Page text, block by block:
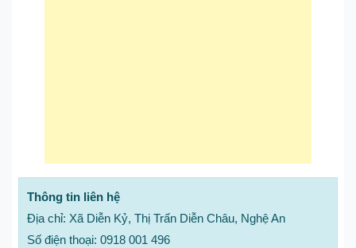
Thông tin liên hệ
Địa chỉ: Xã Diễn Kỷ, Thị Trấn Diễn Châu, Nghệ An
Số điện thoại: 0918 001 496